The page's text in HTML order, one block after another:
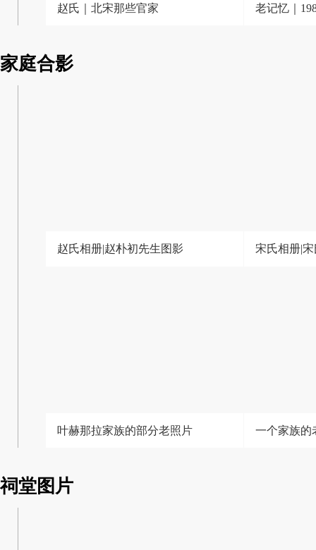
赵氏｜北宋那些官家 老记忆｜
家庭合影
赵氏相册|赵朴初先生图影 宋氏相册|
叶赫那拉家族的部分老照片 一个家族的
祠堂图片